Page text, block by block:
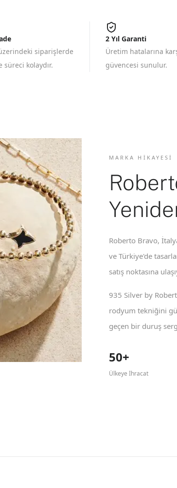
siparişlerde
kolaydır.
2 Yıl Garanti
Üretim hatalarına
güvencesi sunulur.
MARKA HIKAYESI
Roberto Bravo,
ve Türkiye'de
satış noktasına
935 Silver by
rodyum tekniğini
geçen bir duruş
50+
Ülkeye İhracat